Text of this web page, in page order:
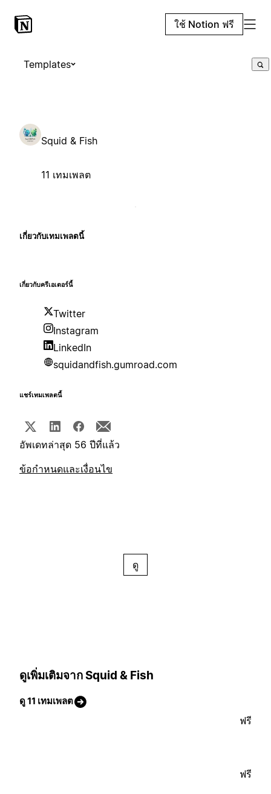
ใช้ Notion ฟรี
Templates
Squid & Fish
11 เทมเพลต
เกี่ยวกับเทมเพลตนี้
เกี่ยวกับครีเอเตอร์นี้
Twitter
Instagram
LinkedIn
squidandfish.gumroad.com
แชร์เทมเพลตนี้
อัพเดทล่าสุด 56 ปีที่แล้ว
ข้อกำหนดและเงื่อนไข
ดู
ดูเพิ่มเติมจาก Squid & Fish
ดู 11 เทมเพลต
ฟรี
ฟรี